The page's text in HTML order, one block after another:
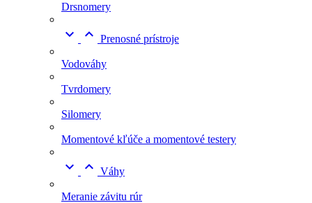
Drsnomery
  Prenosné prístroje
Vodováhy
Tvrdomery
Silomery
Momentové kľúče a momentové testery
  Váhy
Meranie závitu rúr